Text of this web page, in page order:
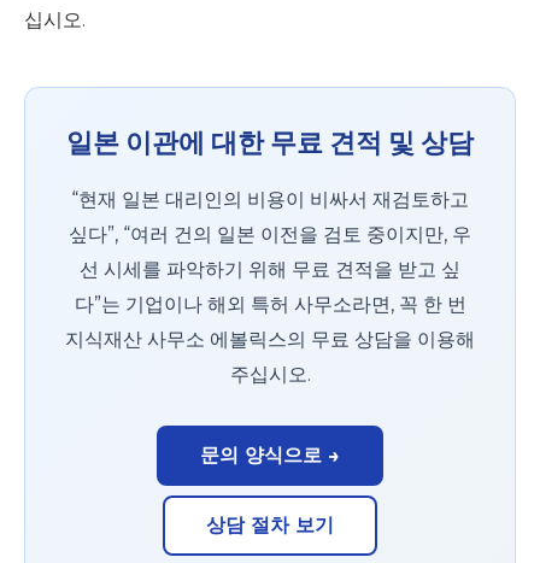
십시오.
일본 이관에 대한 무료 견적 및 상담
“현재 일본 대리인의 비용이 비싸서 재검토하고
싶다”, “여러 건의 일본 이전을 검토 중이지만, 우
선 시세를 파악하기 위해 무료 견적을 받고 싶
다”는 기업이나 해외 특허 사무소라면, 꼭 한 번
지식재산 사무소 에볼릭스의 무료 상담을 이용해
주십시오.
문의 양식으로 →
상담 절차 보기